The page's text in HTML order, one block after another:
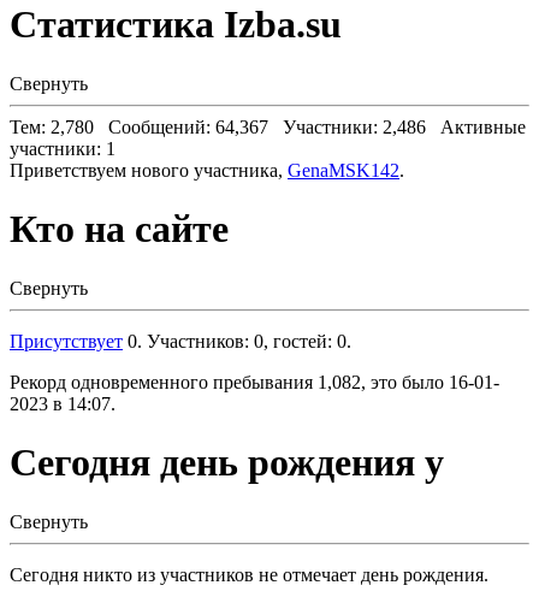
Статистика Izba.su
Свернуть
Тем: 2,780 Сообщений: 64,367 Участники: 2,486 Активные
участники: 1
Приветствуем нового участника, GenaMSK142.
Кто на сайте
Свернуть
Присутствует 0. Участников: 0, гостей: 0.
Рекорд одновременного пребывания 1,082, это было 16-01-
2023 в 14:07.
Сегодня день рождения у
Свернуть
Сегодня никто из участников не отмечает день рождения.